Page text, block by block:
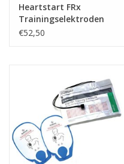
Heartstart FRx
Trainingselektroden
€52,50